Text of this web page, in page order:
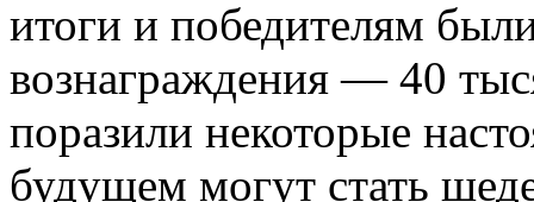
итоги и победителям
вознаграждения — 40
поразили некоторые
будущем могут стать